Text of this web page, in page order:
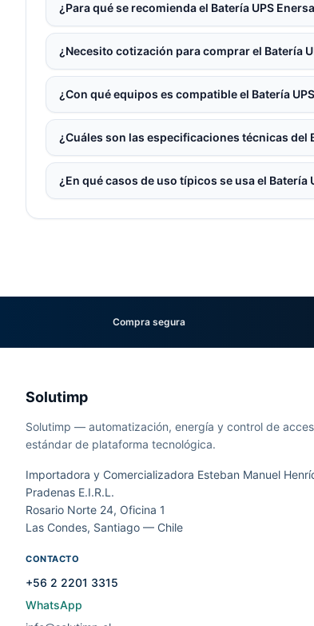
¿Para qué se recomienda el Batería UPS
¿Necesito cotización para comprar el Batería
¿Con qué equipos es compatible el Batería
¿Cuáles son las especificaciones técnicas del
¿En qué casos de uso típicos se usa el Batería
Compra segura
Solutimp
Solutimp — automatización, energía y control de
estándar de plataforma tecnológica.
Importadora y Comercializadora Esteban Manuel
Pradenas E.I.R.L.
Rosario Norte 24, Oficina 1
Las Condes, Santiago — Chile
CONTACTO
+56 2 2201 3315
WhatsApp